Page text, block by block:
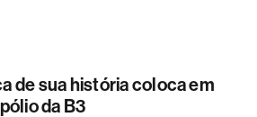
de sua história coloca em
da B3